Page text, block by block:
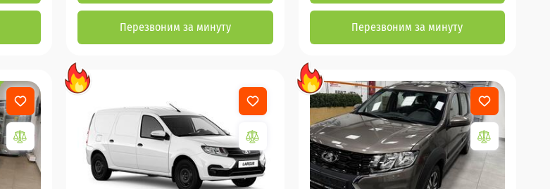
Перезвоним за минуту Перезвоним за минуту